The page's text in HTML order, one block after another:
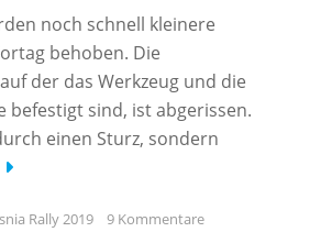
noch schnell kleinere
behoben. Die
der das Werkzeug und die
befestigt sind, ist abgerissen.
einen Sturz, sondern
Rally 2019 9 Kommentare